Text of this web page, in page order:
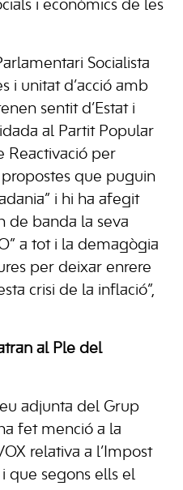
i econòmics de les
Socialista
i unitat d’acció amb
sentit d’Estat i
al Partit Popular
Reactivació per
que puguin
i hi ha afegit
de banda la seva
a tot i la demagògia
per deixar enrere
crisi de la inflació”,
al Ple del
adjunta del Grup
fet menció a la
relativa a l’Impost
i que segons ells el